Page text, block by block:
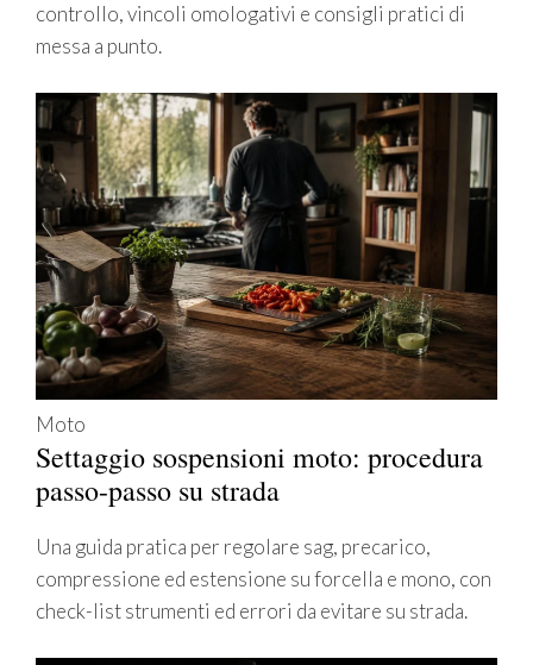
controllo, vincoli omologativi e consigli pratici di
messa a punto.
Moto
Settaggio sospensioni moto: procedura
passo-passo su strada
Una guida pratica per regolare sag, precarico,
compressione ed estensione su forcella e mono, con
check-list strumenti ed errori da evitare su strada.